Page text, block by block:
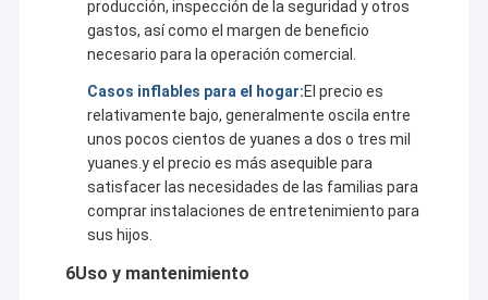
Juguetes flotantes de agua inflables
Castillos de agua inflables
parque inflable del agua
Patio suave
Deslizamiento del castillo de rebote
producción, inspección de la seguridad y otros
gastos, así como el margen de beneficio
necesario para la operación comercial.
Casos inflables para el hogar:El precio es
relativamente bajo, generalmente oscila entre
unos pocos cientos de yuanes a dos o tres mil
yuanes.y el precio es más asequible para
satisfacer las necesidades de las familias para
comprar instalaciones de entretenimiento para
sus hijos.
6Uso y mantenimiento
EN14960, SGS, etc. Cada producto se somete a rigurosas
pruebas de resistencia al agua, al fuego, al frío,y ensayos de
presión antes de la entrega para garantizar la seguridad en
computarizado avanzado, los materiales se cortan con
precisión para garantizar que cada producto tenga una forma
perfecta, tanto en líneas lisas como en proporciones
generales.que se asemeja a una obra de arte.
El de Kule.equipo de diseño profesional, talentoso y
apasionado, puede personalizar cualquier producto inflable a
sus necesidades, presupuesto, lugares específicos, o